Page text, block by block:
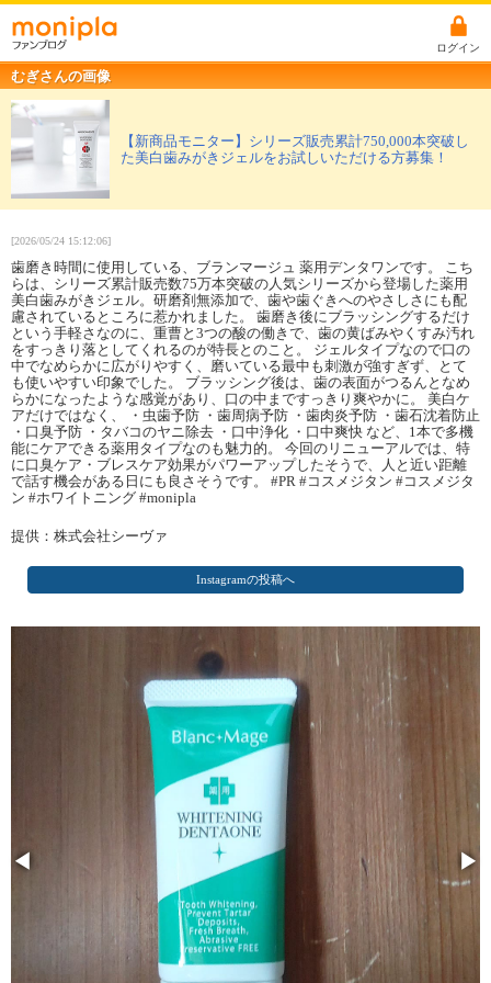
ログイン
むぎさんの画像
【新商品モニター】シリーズ販売累計750,000本突破し
た美白歯みがきジェルをお試しいただける方募集！
[2026/05/24 15:12:06]
歯磨き時間に使用している、ブランマージュ 薬用デンタワンです。 こち
らは、シリーズ累計販売数75万本突破の人気シリーズから登場した薬用
美白歯みがきジェル。研磨剤無添加で、歯や歯ぐきへのやさしさにも配
慮されているところに惹かれました。 歯磨き後にブラッシングするだけ
という手軽さなのに、重曹と3つの酸の働きで、歯の黄ばみやくすみ汚れ
をすっきり落としてくれるのが特長とのこと。 ジェルタイプなので口の
中でなめらかに広がりやすく、磨いている最中も刺激が強すぎず、とて
も使いやすい印象でした。 ブラッシング後は、歯の表面がつるんとなめ
らかになったような感覚があり、口の中まですっきり爽やかに。 美白ケ
アだけではなく、 ・虫歯予防 ・歯周病予防 ・歯肉炎予防 ・歯石沈着防止
・口臭予防 ・タバコのヤニ除去 ・口中浄化 ・口中爽快 など、1本で多機
能にケアできる薬用タイプなのも魅力的。 今回のリニューアルでは、特
に口臭ケア・ブレスケア効果がパワーアップしたそうで、人と近い距離
で話す機会がある日にも良さそうです。 #PR #コスメジタン #コスメジタ
ン #ホワイトニング #monipla
提供：株式会社シーヴァ
Instagramの投稿へ
◀ ▶